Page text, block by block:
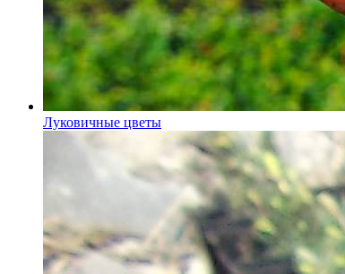
Луковичные цветы